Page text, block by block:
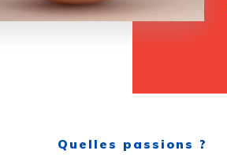
Quelles passions ?